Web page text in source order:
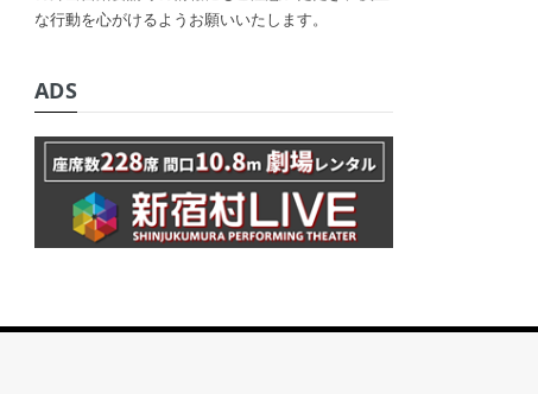
な行動を心がけるようお願いいたします。
ADS